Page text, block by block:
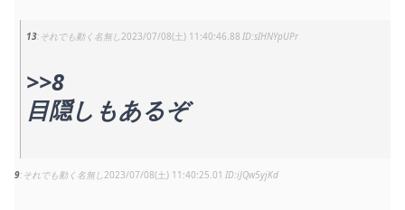
13 それでも動く名無し 2023/07/08(土) 11:40:46.88 sIHNYpUPr
>>8
目隠しもあるぞ
9 それでも動く名無し 2023/07/08(土) 11:40:25.01 iJQw5yjKd